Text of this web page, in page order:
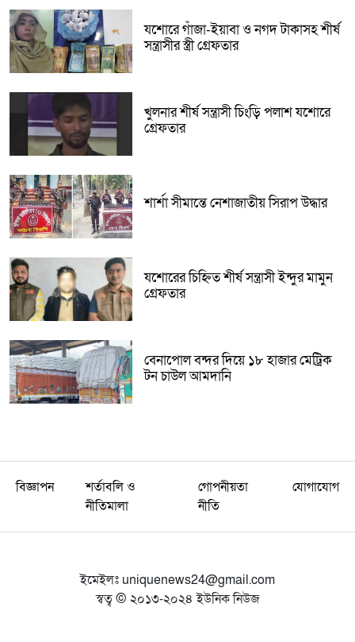
যশোরে গাঁজা-ইয়াবা ও নগদ টাকাসহ শীর্ষ
সন্ত্রাসীর স্ত্রী গ্রেফতার
খুলনার শীর্ষ সন্ত্রাসী চিংড়ি পলাশ যশোরে
গ্রেফতার
শার্শা সীমান্তে নেশাজাতীয় সিরাপ উদ্ধার
যশোরের চিহ্নিত শীর্ষ সন্ত্রাসী ইন্দুর মামুন
গ্রেফতার
বেনাপোল বন্দর দিয়ে ১৮ হাজার মেট্রিক
টন চাউল আমদানি
বিজ্ঞাপন
শর্তাবলি ও
নীতিমালা
গোপনীয়তা
নীতি
যোগাযোগ
ইমেইলঃ uniquenews24@gmail.com
স্বত্ব © ২০১৩-২০২৪ ইউনিক নিউজ